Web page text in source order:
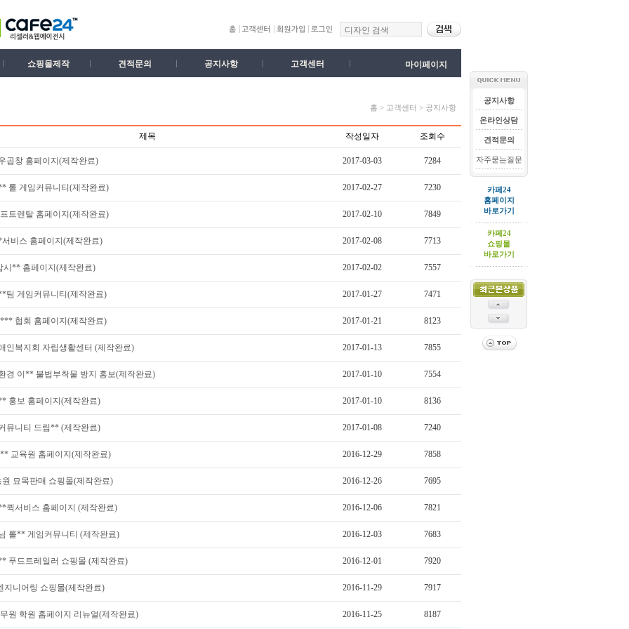
쇼핑몰제작 견적문의 공지사항 고객센터 마이페이지
홈 > 고객센터 > 공지사항
제목 작성일자 조회수
곱창 홈페이지(제작완료) 2017-03-03 7284
롤 게임커뮤니티(제작완료) 2017-02-27 7230
트렌탈 홈페이지(제작완료) 2017-02-10 7849
비스 홈페이지(제작완료) 2017-02-08 7713
시** 홈페이지(제작완료) 2017-02-02 7557
팀 게임커뮤니티(제작완료) 2017-01-27 7471
협회 홈페이지(제작완료) 2017-01-21 8123
인복지회 자립생활센터 (제작완료) 2017-01-13 7855
경 이** 불법부착물 방지 홍보(제작완료) 2017-01-10 7554
홍보 홈페이지(제작완료) 2017-01-10 8136
뮤니티 드림** (제작완료) 2017-01-08 7240
교육원 홈페이지(제작완료) 2016-12-29 7858
묘목판매 쇼핑몰(제작완료) 2016-12-26 7695
퀵서비스 홈페이지 (제작완료) 2016-12-06 7821
롤** 게임커뮤니티 (제작완료) 2016-12-03 7683
푸드트레일러 쇼핑몰 (제작완료) 2016-12-01 7920
지니어링 쇼핑몰(제작완료) 2016-11-29 7917
원 학원 홈페이지 리뉴얼(제작완료) 2016-11-25 8187
공지사항
온라인상담
견적문의
자주묻는질문
카페24
홈페이지
바로가기
카페24
쇼핑몰
바로가기